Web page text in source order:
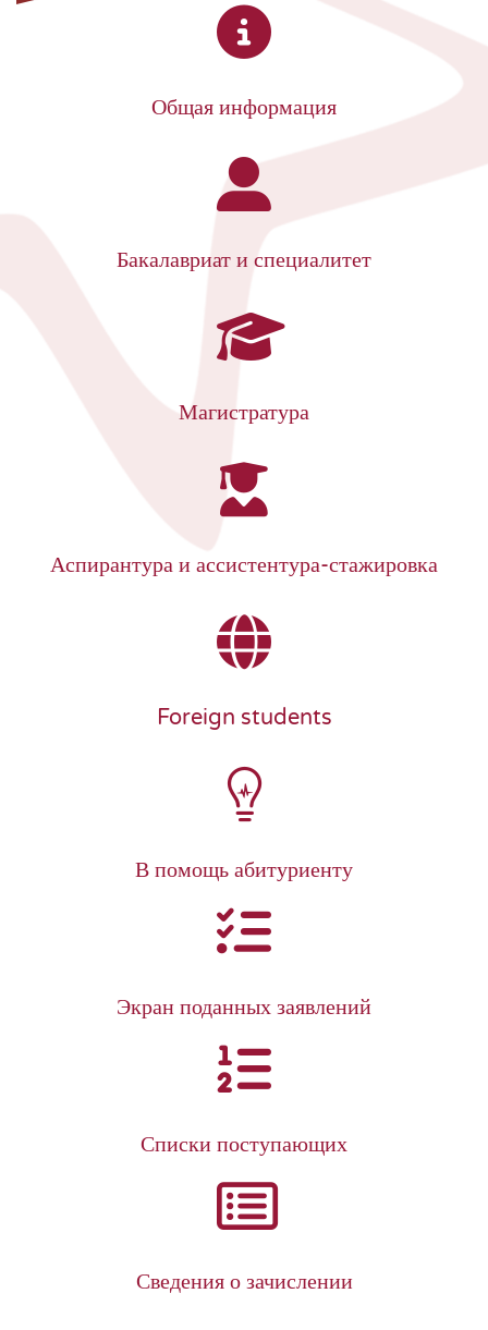
Общая информация
Бакалавриат и специалитет
Магистратура
Аспирантура и ассистентура-стажировка
Foreign students
В помощь абитуриенту
Экран поданных заявлений
Списки поступающих
Сведения о зачислении